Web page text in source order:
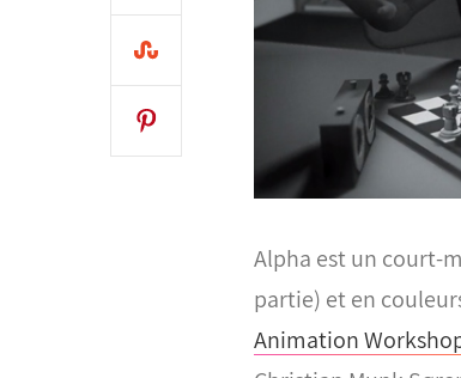
Alpha est un court-
partie) et en
Animation